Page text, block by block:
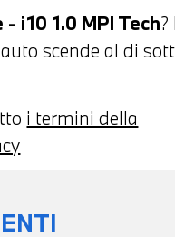
- i10 1.0 MPI Tech
scende al di
i termini della